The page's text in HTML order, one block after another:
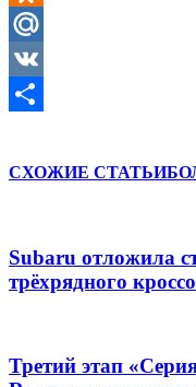
Odnoklassniki
Mail.Ru
VK
СХОЖИЕ СТАТЬИ
Subaru отложила
трёхрядного
Третий этап